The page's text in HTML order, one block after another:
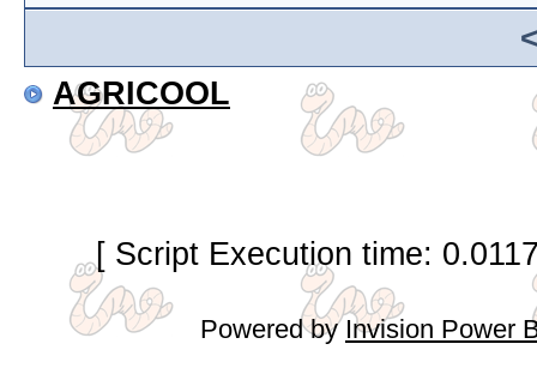
AGRICOOL
[ Script Execution time:
Powered byInvision Power